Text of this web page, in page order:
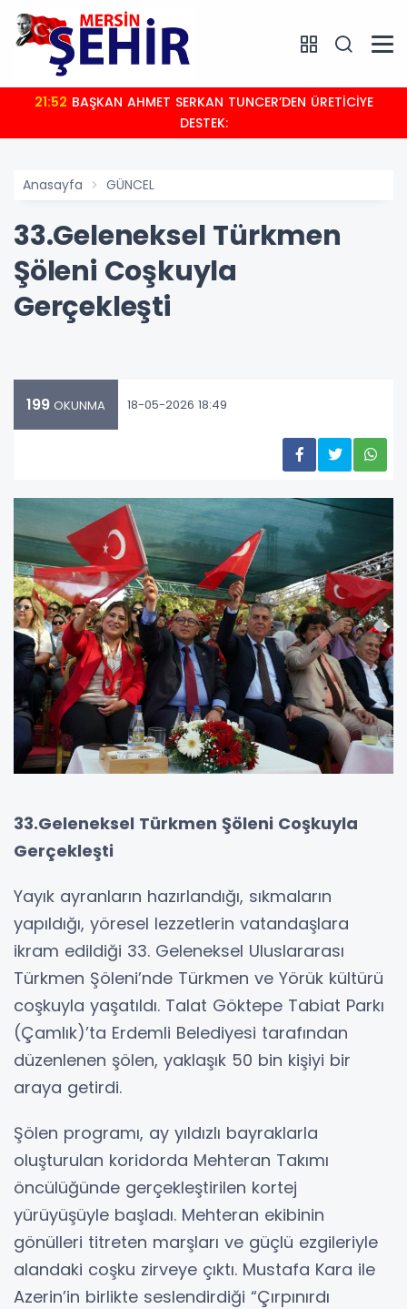
21:52
DESTEK:
Anasayfa GÜNCEL
33.Geleneksel Türkmen
Şöleni Coşkuyla
Gerçekleşti
199 OKUNMA 18-05-2026 18:49
33.Geleneksel Türkmen Şöleni Coşkuyla
Gerçekleşti
Yayık ayranların hazırlandığı, sıkmaların
yapıldığı, yöresel lezzetlerin vatandaşlara
ikram edildiği 33. Geleneksel Uluslararası
Türkmen Şöleni’nde Türkmen ve Yörük kültürü
coşkuyla yaşatıldı. Talat Göktepe Tabiat Parkı
(Çamlık)’ta Erdemli Belediyesi tarafından
düzenlenen şölen, yaklaşık 50 bin kişiyi bir
araya getirdi.
Şölen programı, ay yıldızlı bayraklarla
oluşturulan koridorda Mehteran Takımı
öncülüğünde gerçekleştirilen kortej
yürüyüşüyle başladı. Mehteran ekibinin
gönülleri titreten marşları ve güçlü ezgileriyle
alandaki coşku zirveye çıktı. Mustafa Kara ile
Azerin’in birlikte seslendirdiği “Çırpınırdı